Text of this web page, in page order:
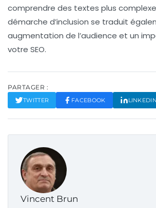
comprendre des textes plus
démarche d’inclusion se traduit
augmentation de l’audience et un
votre SEO.
PARTAGER :
TWITTER FACEBOOK LINKEDIN
Vincent Brun